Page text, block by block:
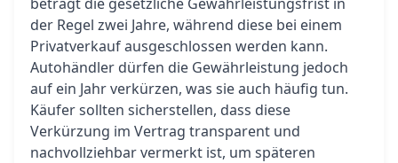
der Regel zwei Jahre, während diese bei einem
Privatverkauf ausgeschlossen werden kann.
Autohändler dürfen die Gewährleistung jedoch
auf ein Jahr verkürzen, was sie auch häufig tun.
Käufer sollten sicherstellen, dass diese
Verkürzung im Vertrag transparent und
nachvollziehbar vermerkt ist, um späteren